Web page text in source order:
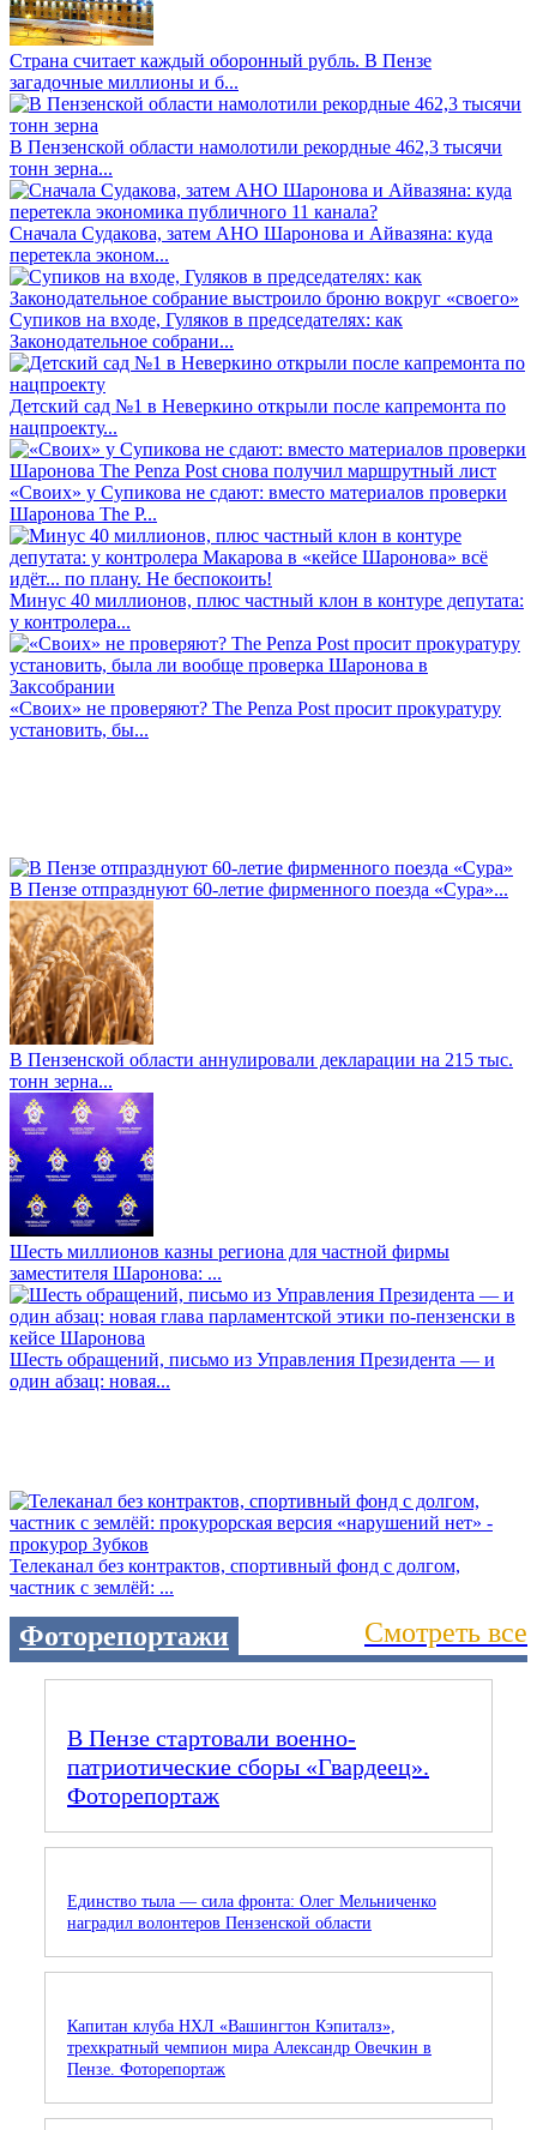
Страна считает каждый оборонный рубль. В Пензе
загадочные миллионы и б...
В Пензенской области намолотили рекордные 462,3 тысячи
тонн зерна...
Сначала Судакова, затем АНО Шаронова и Айвазяна: куда
перетекла эконом...
Супиков на входе, Гуляков в председателях: как
Законодательное собрани...
Детский сад №1 в Неверкино открыли после капремонта по
нацпроекту...
«Своих» у Супикова не сдают: вместо материалов проверки
Шаронова The P...
Минус 40 миллионов, плюс частный клон в контуре депутата:
у контролера...
«Своих» не проверяют? The Penza Post просит прокуратуру
установить, бы...
В Пензе отпразднуют 60-летие фирменного поезда «Сура»...
В Пензенской области аннулировали декларации на 215 тыс.
тонн зерна...
Шесть миллионов казны региона для частной фирмы
заместителя Шаронова: ...
Шесть обращений, письмо из Управления Президента — и
один абзац: новая...
Телеканал без контрактов, спортивный фонд с долгом,
частник с землёй: ...
Фоторепортажи Смотреть все
В Пензе стартовали военно-
патриотические сборы «Гвардеец».
Фоторепортаж
Единство тыла — сила фронта: Олег Мельниченко
наградил волонтеров Пензенской области
Капитан клуба НХЛ «Вашингтон Кэпиталз»,
трехкратный чемпион мира Александр Овечкин в
Пензе. Фоторепортаж